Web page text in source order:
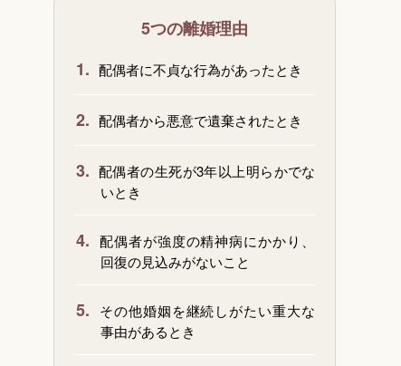
5つの離婚理由
1. 配偶者に不貞な行為があったとき
2. 配偶者から悪意で遺棄されたとき
3. 配偶者の生死が3年以上明らかでな
いとき
4. 配偶者が強度の精神病にかかり、
回復の見込みがないこと
5.
その他婚姻を継続しがたい重大な
事由があるとき